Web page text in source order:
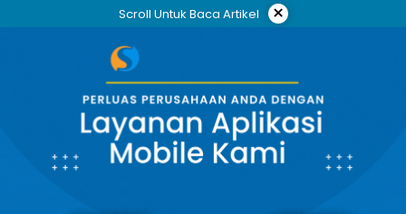
Scroll Untuk Baca Artikel ×